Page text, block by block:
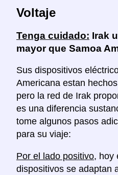
Voltaje
Tenga cuidado: Irak
mayor que Samoa
Sus dispositivos
Americana estan
pero la red de Irak
es una diferencia
tome algunos pasos
para su viaje:
Por el lado positivo, hoy
dispositivos se adaptan